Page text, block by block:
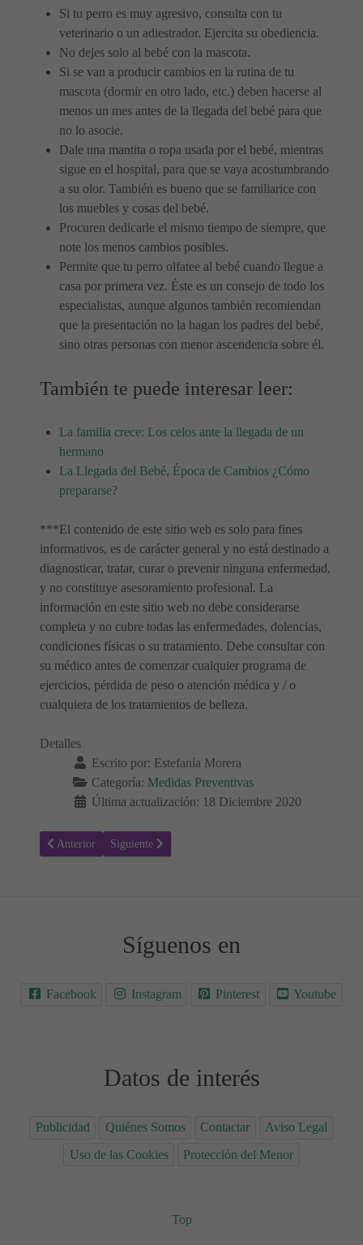
Si tu perro es muy agresivo, consulta con tu
veterinario o un adiestrador. Ejercita su obediencia.
No dejes solo al bebé con la mascota.
Si se van a producir cambios en la rutina de tu
mascota (dormir en otro lado, etc.) deben hacerse al
menos un mes antes de la llegada del bebé para que
no lo asocie.
Dale una mantita o ropa usada por el bebé, mientras
sigue en el hospital, para que se vaya acostumbrando
a su olor. También es bueno que se familiarice con
los muebles y cosas del bebé.
Procuren dedicarle el mismo tiempo de siempre, que
note los menos cambios posibles.
Permite que tu perro olfatee al bebé cuando llegue a
casa por primera vez. Éste es un consejo de todo los
especialistas, aunque algunos también recomiendan
que la presentación no la hagan los padres del bebé,
sino otras personas con menor ascendencia sobre él.
También te puede interesar leer:
La familia crece: Los celos ante la llegada de un
hermano
La Llegada del Bebé, Época de Cambios ¿Cómo
prepararse?
***El contenido de este sitio web es solo para fines
informativos, es de carácter general y no está destinado a
diagnosticar, tratar, curar o prevenir ninguna enfermedad,
y no constituye asesoramiento profesional. La
información en este sitio web no debe considerarse
completa y no cubre todas las enfermedades, dolencias,
condiciones físicas o su tratamiento. Debe consultar con
su médico antes de comenzar cualquier programa de
ejercicios, pérdida de peso o atención médica y / o
cualquiera de los tratamientos de belleza.
Detalles
Escrito por: Estefanía Morera
Categoría: Medidas Preventivas
Última actualización: 18 Diciembre 2020
Artículo anterior: Bebés y Altas Temperaturas - Precauciones y
Anterior Artículo siguiente: Evita que tu hijo entre en Páginas
Siguiente
Síguenos en
Facebook Instagram Pinterest Youtube
Datos de interés
Publicidad Quiénes Somos Contactar
Aviso Legal
Uso de las Cookies
Protección del Menor
Top